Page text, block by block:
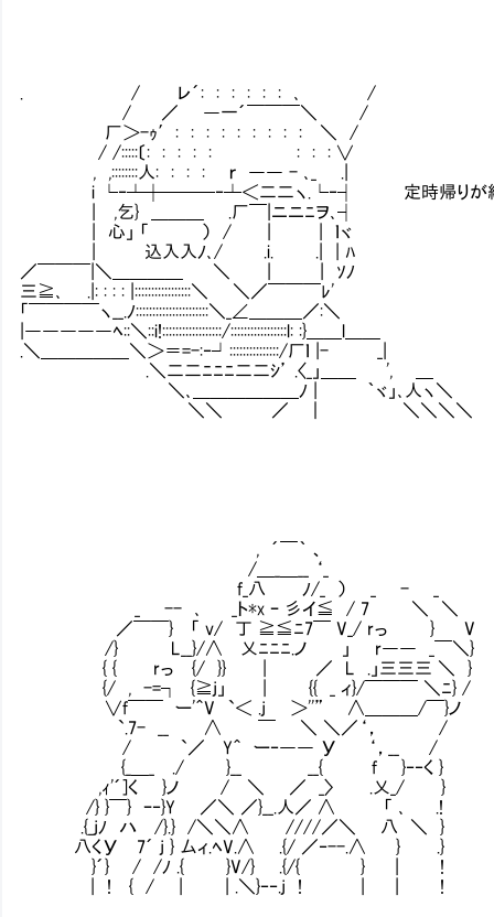
. / レ´: : : : : : ､ /
/ ／ ―一´￣￣￣＼ /
厂＞-ｩ′: : : : : : : : : ＼ /
/ /:::::〔: : : : : : : : ∨
, ,::::::::人: : : : ｒ ―― - ､_ .|
i └‐┴┼───‐┴＜二二ヽ.└‐┤ 定時帰りが絶対なん
| ,乞} ＿＿＿ .厂￣|ニニﾆヲ､┤
| 心」 「ⅣⅣⅣ） / | | ｌヾ
| 込入入ﾉ､/ .i. .| | ﾊ
／￣￣￣|＼＿＿＿＿ ＼ | | ｿﾉ
三≧､ .|: : : : |:::::::::::::::::＼ ＼／￣￣￣ﾚ'
「￣￣￣￣ヽ__.ﾉ::::::::::::::::::::::＼_∠＿＿＿／:＼
|―――――ﾍ::＼::i!::::::::::::::::::/:::::::::::::::::l: :}＿＿l＿＿
.＼＿＿＿＿＿＼＞＝=-:‐┘:::::::::::::::/厂ｌ |- _|
.＼二二ﾆﾆﾆ二二ｼ’ .〈_」＿＿ ', ＿
＼､＿＿＿＿＿＿ﾉ | ｀ヾ」､人ヽ＼
＼＼ ／ ｜ ＼＼＼＼
, ´￣｀ 、
/＿_＿__ ‘_
f_八 ﾉ/_ ） _ - _ 文明レベル
_ -- ､ _ト*x ｰ 彡イ≦ / 7 ＼ ＼
／￣￣} 「 v/ 丁 ≧≦ﾆ7￣ V_/ rっ } V
/} L__}/∧ 乂ﾆﾆﾆ.ノ 」 r―― _￣＼} 仕事量は
{ { rっ {/ }} | ／ L .」三三三 ＼ }
{/ , -=┐ {≧j」 | {{ _ ィ}/￣￣￣ ＼ﾆ} /
∨f￣￣ ー'＾V `＜ .j ＞''” ∧＿＿＿/￣}ノ
`.7- __ ∧ ￣ ＼ ＼／‘， /
/ `／ Y＾ ー‐―― У ‘，__ /
{_＿_ ./ }__ __{ f }‐‐く }
,ｨ'´]く }ノ / ＼ ／ _〉 .乂_/ }
/} }￣} ｰ‐}Y ／＼ ／}__.人／ ∧ 「 ､ .!
.{_jﾉ ハ /}.} /＼＼∧ ////／＼ 八 ＼ }
八くУ 7´ j } 厶ィ.ﾍV.∧ .{/ ／‐--.∧ } .}
}´} / /ﾉ .{ }V/} .{/{ } | !
| ! { / | | .＼}‐‐.j ! | | !